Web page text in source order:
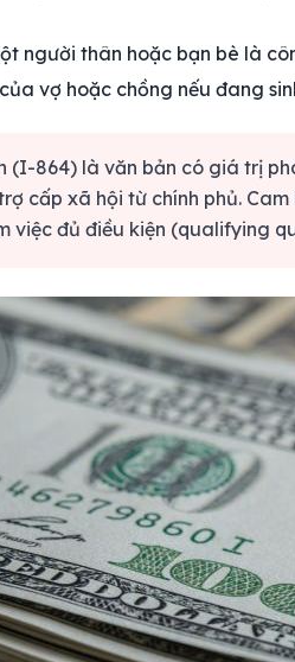
người thân hoặc bạn bè là
vợ hoặc chồng nếu đang
(I-864) là văn bản có giá trị
cấp xã hội từ chính phủ.
việc đủ điều kiện (qualifying